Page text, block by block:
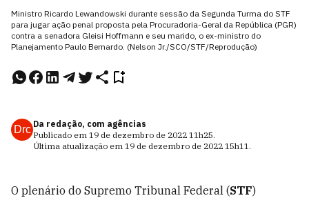
Ministro Ricardo Lewandowski durante sessão da Segunda Turma do STF
para jugar ação penal proposta pela Procuradoria-Geral da República (PGR)
contra a senadora Gleisi Hoffmann e seu marido, o ex-ministro do
Planejamento Paulo Bernardo. (Nelson Jr./SCO/STF/Reprodução)
Drc Da redação, com agências
Publicado em 19 de dezembro de 2022 11h25.
Última atualização em 19 de dezembro de 2022 15h11.
O plenário do Supremo Tribunal Federal (STF)